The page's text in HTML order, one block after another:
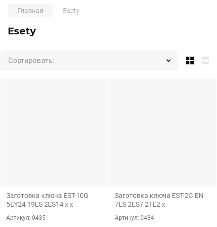
Главная Esety
Esety
Сортировать:
Заготовка ключа EST-10G
5EY24 19ES 2ES14 x x
Артикул: 0435
Заготовка ключа EST-2G EN
7ES 2ES7 2TE2 x
Артикул: 0434